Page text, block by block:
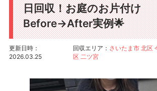
日回収！お庭のお片付け
Before→After実例🌟
更新日時：
2026.03.25
回収エリア： さいたま市 北区
区 二ツ宮